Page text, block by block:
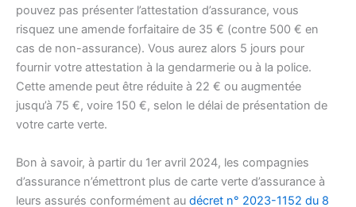
pouvez pas présenter l’attestation d’assurance, vous
risquez une amende forfaitaire de 35 € (contre 500 € en
cas de non-assurance). Vous aurez alors 5 jours pour
fournir votre attestation à la gendarmerie ou à la police.
Cette amende peut être réduite à 22 € ou augmentée
jusqu’à 75 €, voire 150 €, selon le délai de présentation de
votre carte verte.
Bon à savoir, à partir du 1er avril 2024, les compagnies
d’assurance n’émettront plus de carte verte d’assurance à
leurs assurés conformément au décret n° 2023-1152 du 8